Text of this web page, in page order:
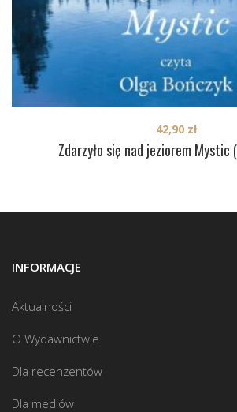
Zdarzyło się nad jeziorem Mystic
42,90 zł
INFORMACJE
Aktualności
O Wydawnictwie
Dla recenzentów
Dla mediów